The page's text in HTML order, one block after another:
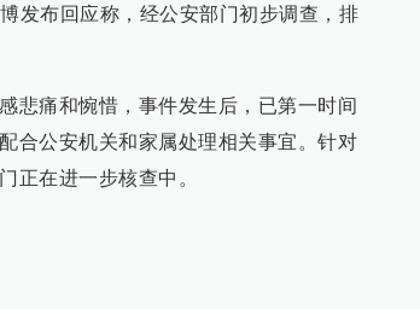
发布回应称，经公安部门初步调查，排
悲痛和惋惜，事件发生后，已第一时间
合公安机关和家属处理相关事宜。针对
正在进一步核查中。